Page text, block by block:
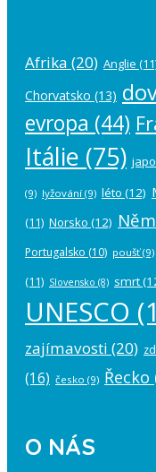
Afrika (20) Anglie
Chorvatsko (13)
evropa (44)
Itálie (75)
(9) lyžování (9) léto (12)
(11) Norsko (12)
Portugalsko (10) poušť(9)
(11) Slovensko (8) smrt
UNESCO
zajímavosti (20)
(16) česko (9) Řecko
O NÁS